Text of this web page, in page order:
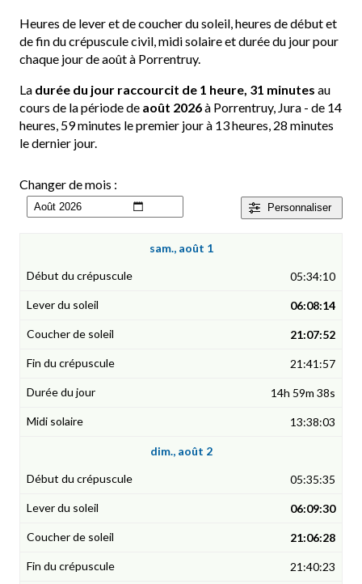
Heures de lever et de coucher du soleil, heures de début et
de fin du crépuscule civil, midi solaire et durée du jour pour
chaque jour de août à Porrentruy.
La durée du jour raccourcit de 1 heure, 31 minutes au
cours de la période de août 2026à Porrentruy, Jura - de 14
heures, 59 minutes le premier jour à 13 heures, 28 minutes
le dernier jour.
Personnaliser
Changer de mois :
sam., août 1
05:34:10
06:08:14
21:07:52
21:41:57
14h 59m 38s
13:38:03
dim., août 2
05:35:35
06:09:30
21:06:28
21:40:23